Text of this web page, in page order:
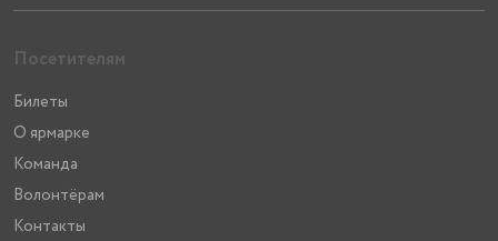
Посетителям
Билеты
О ярмарке
Команда
Волонтёрам
Контакты